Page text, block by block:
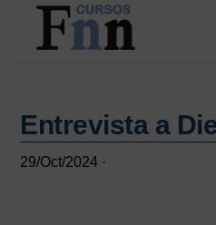
Saltar
contenido
Saltar
principal
online
Entrevista a
29/Oct/2024 ·